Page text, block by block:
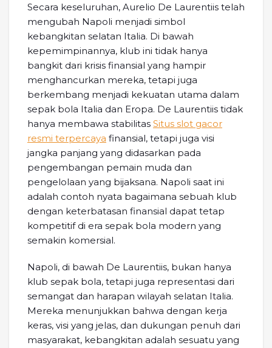
Secara keseluruhan, Aurelio De Laurentiis telah
mengubah Napoli menjadi simbol
kebangkitan selatan Italia. Di bawah
kepemimpinannya, klub ini tidak hanya
bangkit dari krisis finansial yang hampir
menghancurkan mereka, tetapi juga
berkembang menjadi kekuatan utama dalam
sepak bola Italia dan Eropa. De Laurentiis tidak
hanya membawa stabilitas Situs slot gacor
resmi terpercaya finansial, tetapi juga visi
jangka panjang yang didasarkan pada
pengembangan pemain muda dan
pengelolaan yang bijaksana. Napoli saat ini
adalah contoh nyata bagaimana sebuah klub
dengan keterbatasan finansial dapat tetap
kompetitif di era sepak bola modern yang
semakin komersial.
Napoli, di bawah De Laurentiis, bukan hanya
klub sepak bola, tetapi juga representasi dari
semangat dan harapan wilayah selatan Italia.
Mereka menunjukkan bahwa dengan kerja
keras, visi yang jelas, dan dukungan penuh dari
masyarakat, kebangkitan adalah sesuatu yang